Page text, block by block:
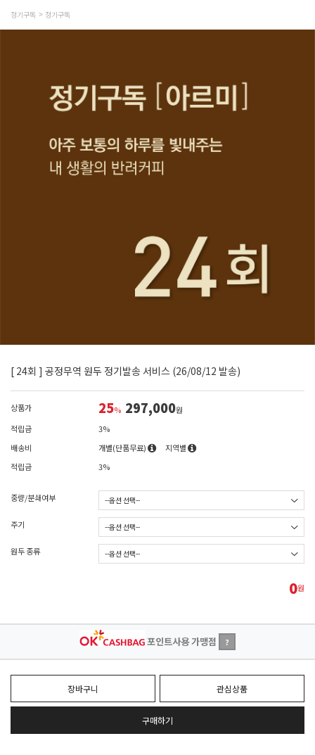
정기구독 정기구독
[ 24회 ] 공정무역 원두 정기발송 서비스 (26/08/12 발송)
상품가 25% 297,000원
적립금
3%
배송비
개별(단품무료)
지역별
적립금
3%
중량/분쇄여부
주기
원두 종류
0원
포인트사용 가맹점 ?
장바구니 관심상품
구매하기